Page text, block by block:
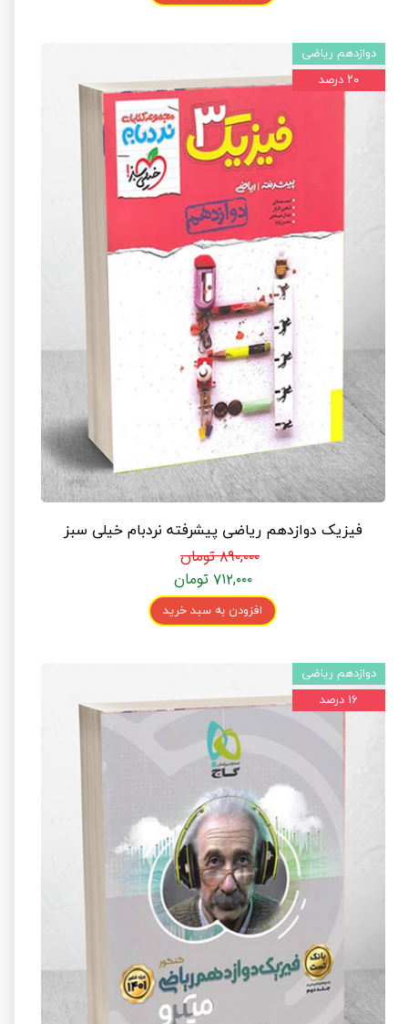
فیزیک دوازدهم ریاضی پیشرفته نردبام خیلی سبز
۸۹۰,۰۰۰ تومان
۷۱۲,۰۰۰ تومان
افزودن به سبد خرید
دوازدهم ریاضی
۲۰ درصد
دوازدهم ریاضی
۱۶ درصد